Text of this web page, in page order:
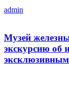
admin
Музей
экскурсию об